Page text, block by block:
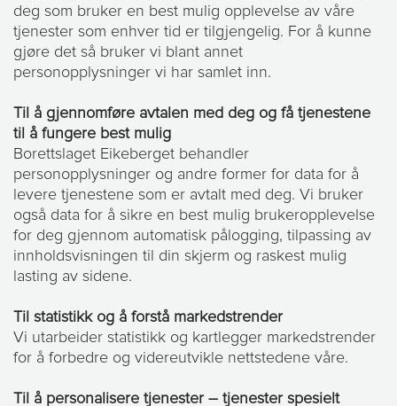
deg som bruker en best mulig opplevelse av våre
tjenester som enhver tid er tilgjengelig. For å kunne
gjøre det så bruker vi blant annet
personopplysninger vi har samlet inn.
Til å gjennomføre avtalen med deg og få tjenestene
til å fungere best mulig
Borettslaget Eikeberget behandler
personopplysninger og andre former for data for å
levere tjenestene som er avtalt med deg. Vi bruker
også data for å sikre en best mulig brukeropplevelse
for deg gjennom automatisk pålogging, tilpassing av
innholdsvisningen til din skjerm og raskest mulig
lasting av sidene.
Til statistikk og å forstå markedstrender
Vi utarbeider statistikk og kartlegger markedstrender
for å forbedre og videreutvikle nettstedene våre.
Til å personalisere tjenester – tjenester spesielt